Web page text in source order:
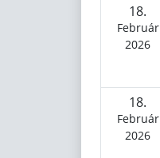
18.
Február
2026
18.
Február
2026